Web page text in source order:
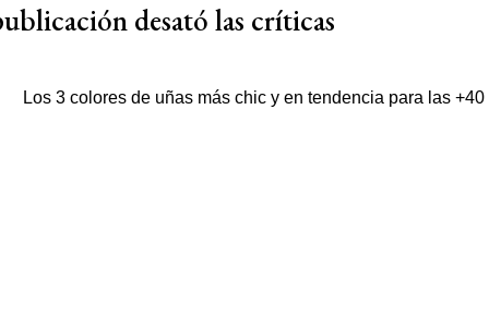
desató las críticas